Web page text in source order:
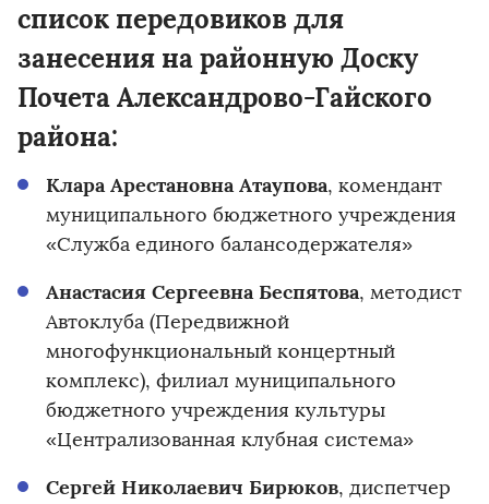
список передовиков для
занесения на районную Доску
Почета Александрово-Гайского
района:
Клара Арестановна Атаупова, комендант
муниципального бюджетного учреждения
«Служба единого балансодержателя»
Анастасия Сергеевна Беспятова, методист
Автоклуба (Передвижной
многофункциональный концертный
комплекс), филиал муниципального
бюджетного учреждения культуры
«Централизованная клубная система»
Сергей Николаевич Бирюков, диспетчер